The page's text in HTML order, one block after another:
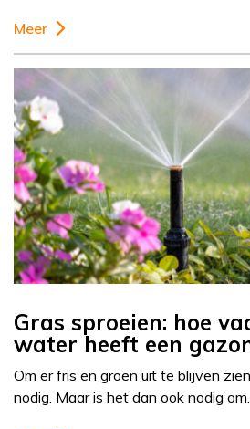
Meer
Gras sproeien: hoe
water heeft een
Om er fris en groen uit te blijven
nodig. Maar is het dan ook nodig